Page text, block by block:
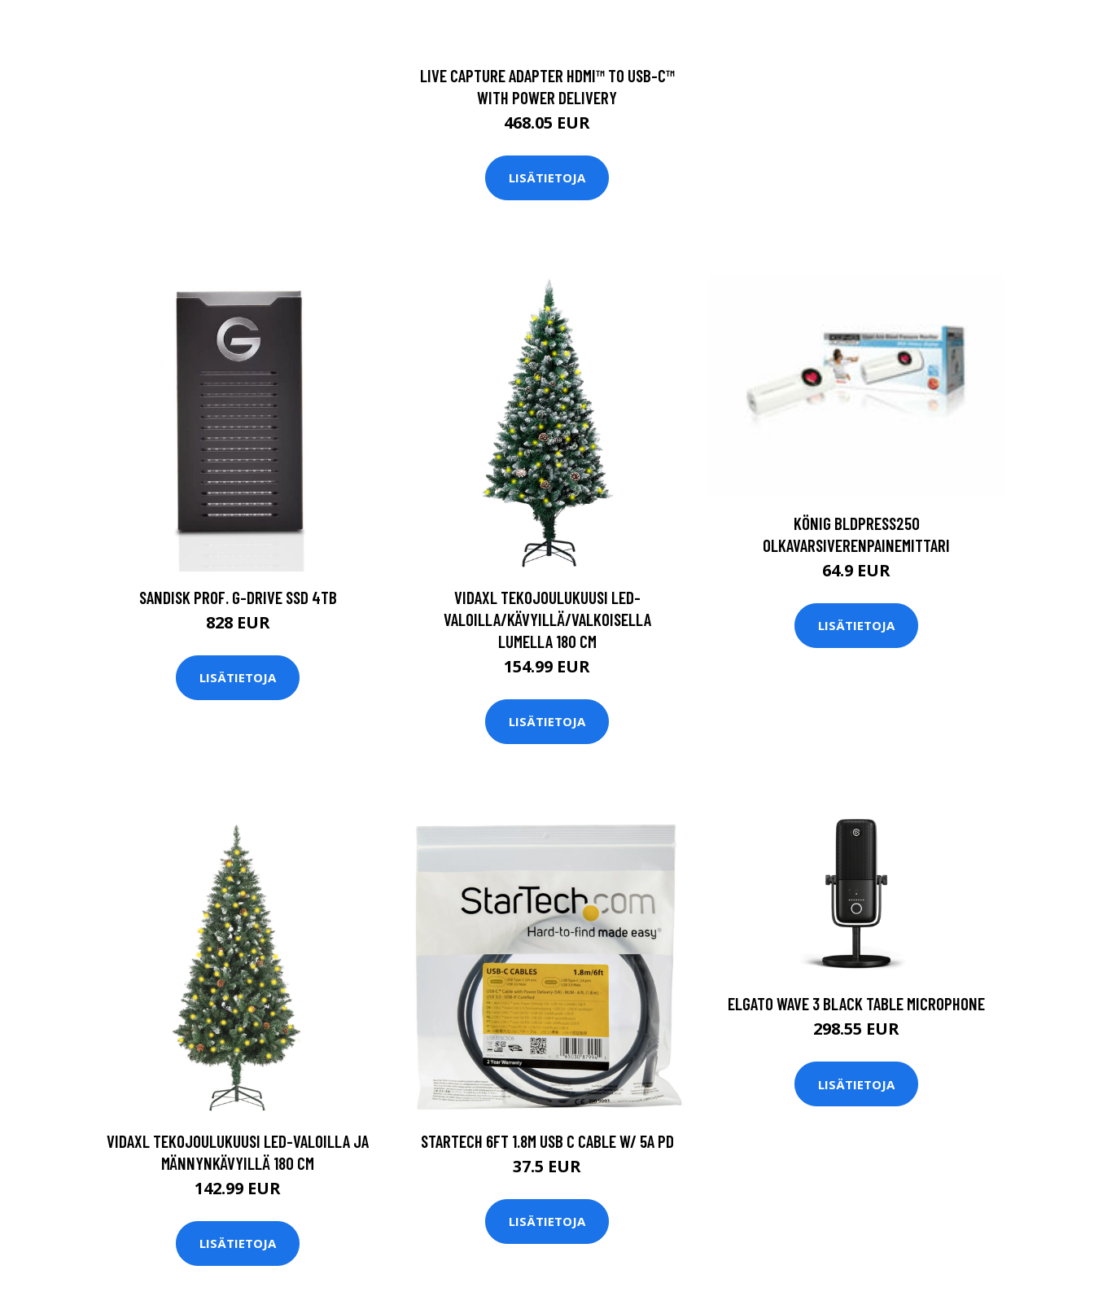
LIVE CAPTURE ADAPTER HDMI™ TO USB-C™
WITH POWER DELIVERY
468.05 EUR
LISÄTIETOJA
SANDISK PROF. G-DRIVE SSD 4TB
828 EUR
LISÄTIETOJA
VIDAXL TEKOJOULUKUUSI LED-
VALOILLA/KÄVYILLÄ/VALKOISELLA
LUMELLA 180 CM
154.99 EUR
LISÄTIETOJA
KÖNIG BLDPRESS250
OLKAVARSIVERENPAINEMITTARI
64.9 EUR
LISÄTIETOJA
VIDAXL TEKOJOULUKUUSI LED-VALOILLA JA
MÄNNYNKÄVYILLÄ 180 CM
142.99 EUR
LISÄTIETOJA
STARTECH 6FT 1.8M USB C CABLE W/ 5A PD
37.5 EUR
LISÄTIETOJA
ELGATO WAVE 3 BLACK TABLE MICROPHONE
298.55 EUR
LISÄTIETOJA